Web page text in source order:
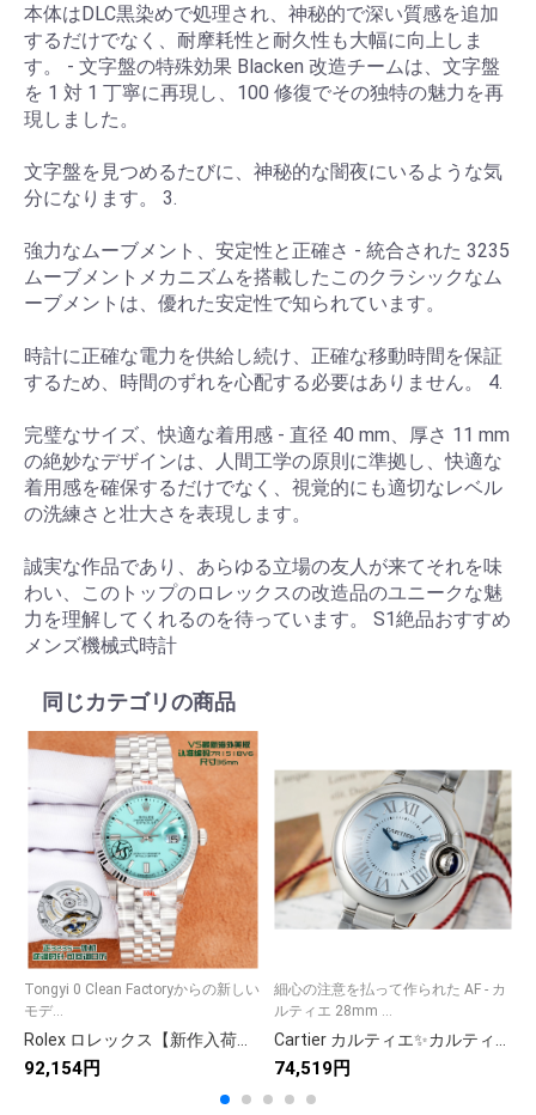
本体はDLC黒染めで処理され、神秘的で深い質感を追加
するだけでなく、耐摩耗性と耐久性も大幅に向上しま
す。 - 文字盤の特殊効果 Blacken 改造チームは、文字盤
を 1 対 1 丁寧に再現し、100 修復でその独特の魅力を再
現しました。
文字盤を見つめるたびに、神秘的な闇夜にいるような気
分になります。 3.
強力なムーブメント、安定性と正確さ - 統合された 3235
ムーブメントメカニズムを搭載したこのクラシックなム
ーブメントは、優れた安定性で知られています。
時計に正確な電力を供給し続け、正確な移動時間を保証
するため、時間のずれを心配する必要はありません。 4.
完璧なサイズ、快適な着用感 - 直径 40 mm、厚さ 11 mm
の絶妙なデザインは、人間工学の原則に準拠し、快適な
着用感を確保するだけでなく、視覚的にも適切なレベル
の洗練さと壮大さを表現します。
誠実な作品であり、あらゆる立場の友人が来てそれを味
わい、このトップのロレックスの改造品のユニークな魅
力を理解してくれるのを待っています。 S1絶品おすすめ
メンズ機械式時計
同じカテゴリの商品
Tongyi 0 Clean Factoryからの新しい
モデ...
92,154円
細心の注意を払って作られた AF - カ
ルティエ 28mm ...
74,519円